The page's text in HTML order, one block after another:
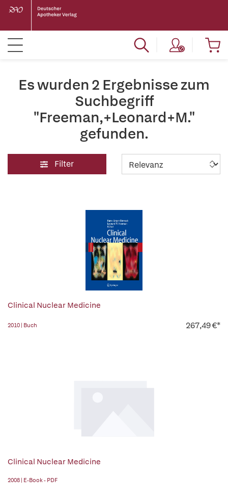
Es wurden 2 Ergebnisse zum
Suchbegriff
"Freeman,+Leonard+M."
gefunden.
Filter
Clinical Nuclear Medicine
2010 | Buch 267,49 €*
Clinical Nuclear Medicine
2008 | E-Book - PDF